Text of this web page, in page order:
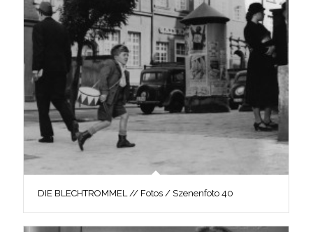
DIE BLECHTROMMEL // Fotos / Szenenfoto 40